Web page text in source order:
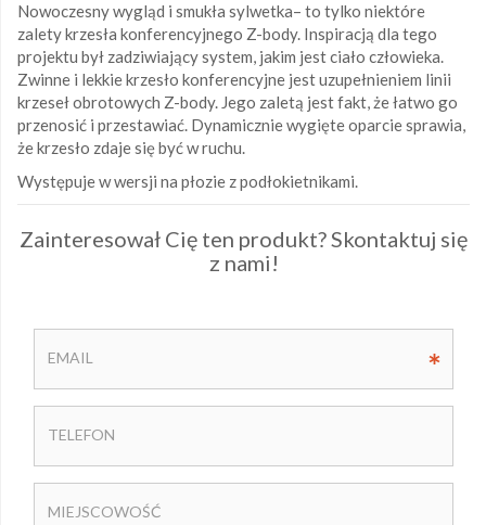
Nowoczesny wygląd i smukła sylwetka– to tylko niektóre
zalety krzesła konferencyjnego Z-body. Inspiracją dla tego
projektu był zadziwiający system, jakim jest ciało człowieka.
Zwinne i lekkie krzesło konferencyjne jest uzupełnieniem linii
krzeseł obrotowych Z-body. Jego zaletą jest fakt, że łatwo go
przenosić i przestawiać. Dynamicznie wygięte oparcie sprawia,
że krzesło zdaje się być w ruchu.
Występuje w wersji na płozie z podłokietnikami.
Zainteresował Cię ten produkt? Skontaktuj się
z nami!